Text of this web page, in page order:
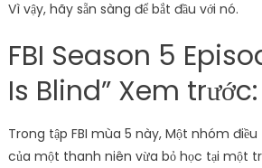
Vì vậy, hãy sẵn sàng để bắt đầu với nó.
FBI Season 5
Is Blind” Xem trước:
Trong tập FBI mùa 5 này, Một nhóm
của một thanh niên vừa bỏ học tại một